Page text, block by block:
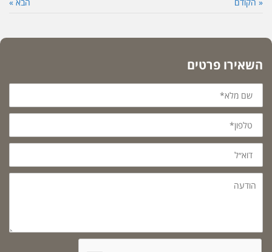
השאירו פרטים
שם
מלא*
טלפון*
דוא״ל
הודעה